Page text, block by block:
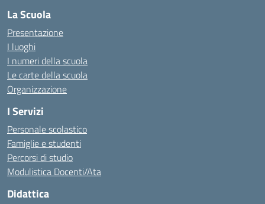
La Scuola
Presentazione
I luoghi
I numeri della scuola
Le carte della scuola
Organizzazione
I Servizi
Personale scolastico
Famiglie e studenti
Percorsi di studio
Modulistica Docenti/Ata
Didattica